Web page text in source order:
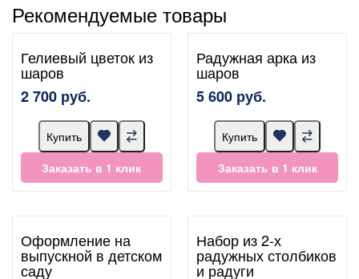
Рекомендуемые товары
Гелиевый цветок из
шаров
2 700 руб.
Купить
Заказать в 1 клик
Радужная арка из
шаров
5 600 руб.
Купить
Заказать в 1 клик
Оформление на
выпускной в детском
саду
Набор из 2-х
радужных столбиков
и радуги